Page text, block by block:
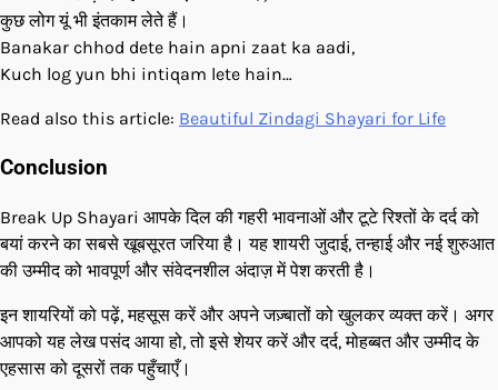
कुछ लोग यूं भी इंतकाम लेते हैं।
Banakar chhod dete hain apni zaat ka aadi,
Kuch log yun bhi intiqam lete hain…
Read also this article: Beautiful Zindagi Shayari for Life
Conclusion
Break Up Shayari आपके दिल की गहरी भावनाओं और टूटे रिश्तों के दर्द को
बयां करने का सबसे खूबसूरत जरिया है। यह शायरी जुदाई, तन्हाई और नई शुरुआत
की उम्मीद को भावपूर्ण और संवेदनशील अंदाज़ में पेश करती है।
इन शायरियों को पढ़ें, महसूस करें और अपने जज़्बातों को खुलकर व्यक्त करें। अगर
आपको यह लेख पसंद आया हो, तो इसे शेयर करें और दर्द, मोहब्बत और उम्मीद के
एहसास को दूसरों तक पहुँचाएँ।